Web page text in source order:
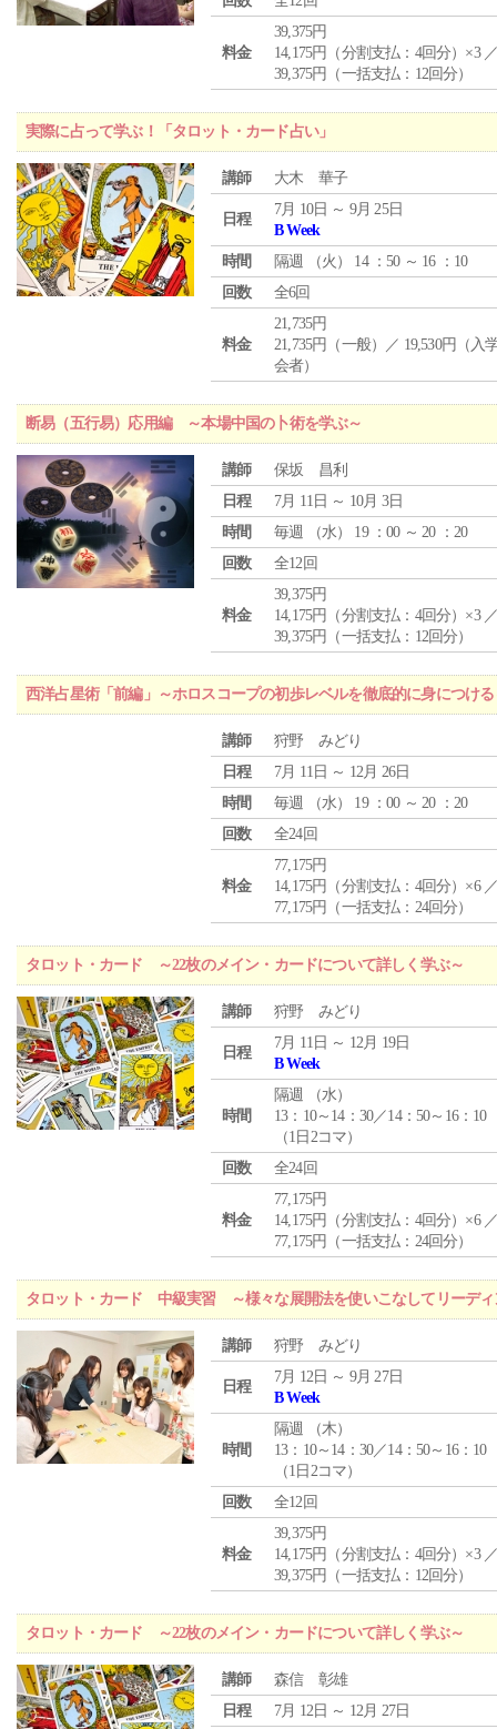
料金
39,375円
14,175円（分割支払：4回分）×3
39,375円（一括支払：12回分）
実際に占って学ぶ！「タロット・カード占い」
講師 大木 華子
日程
7月 10日 ～ 9月 25日
B Week
時間
隔週 （火 ） 14 ：50 ～ 16 ：10
回数
全6回
料金
21,735円
21,735円（一般）／ 19,530円（入
会者）
断易（五行易）応用編 ～本場中国の卜術を学ぶ～
講師
保坂 昌利
日程
7月 11日 ～ 10月 3日
時間
毎週 （水） 19 ：00 ～ 20 ：20
回数
全12回
料金
39,375円
14,175円（分割支払：4回分）×3
39,375円（一括支払：12回分）
西洋占星術「前編」～ホロスコープの初歩レベルを徹底的に身につける
講師
狩野 みどり
日程
7月 11日 ～ 12月 26日
時間
毎週 （水） 19 ：00 ～ 20 ：20
回数
全24回
料金
77,175円
14,175円（分割支払：4回分）×6
77,175円（一括支払：24回分）
タロット・カード ～22枚のメイン・カードについて詳しく学ぶ～
講師 狩野 みどり
日程
7月 11日 ～ 12月 19日
B Week
時間
隔週 （水）
13：10～14：30／14：50～16：10
（1日2コマ）
回数
全24回
料金
77,175円
14,175円（分割支払：4回分）×6
77,175円（一括支払：24回分）
タロット・カード 中級実習 ～様々な展開法を使いこなしてリーディ
講師 狩野 みどり
日程
7月 12日 ～ 9月 27日
B Week
時間
隔週 （木）
13：10～14：30／14：50～16：10
（1日2コマ）
回数
全12回
料金
39,375円
14,175円（分割支払：4回分）×3
39,375円（一括支払：12回分）
タロット・カード ～22枚のメイン・カードについて詳しく学ぶ～
講師
森信 彰雄
日程
7月 12日 ～ 12月 27日